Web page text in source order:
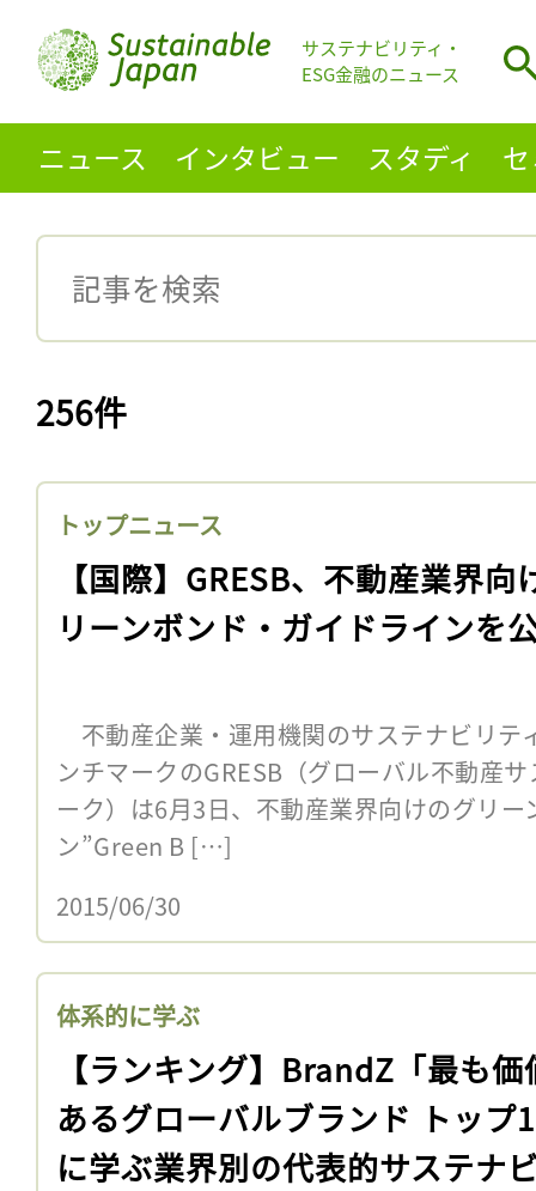
サステナビリティ・
ESG金融のニュース
ニュース インタビュー スタディ
256件
トップニュース
【国際】GRESB、不動産業界向
リーンボンド・ガイドラインを
不動産企業・運用機関のサステナビリテ
ンチマークのGRESB（グローバル不動産
ーク）は6月3日、不動産業界向けのグリ
ン”Green B […]
2015/06/30
体系的に学ぶ
【ランキング】BrandZ「最も価
あるグローバルブランド トップ
に学ぶ業界別の代表的サステナ